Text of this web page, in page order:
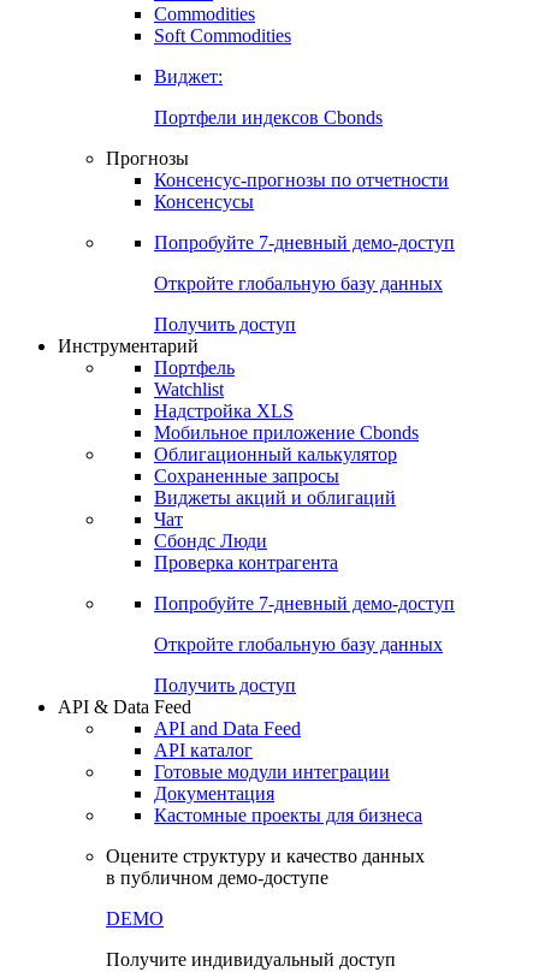
Commodities
Золото
Бензин
Soft Commodities
Виджет:
Портфели индексов Cbonds
Прогнозы
Консенсусы
Попробуйте7-дневный
Откройте глобальную базу данных
Получить доступ
Инструментарий
Портфель
Watchlist
Надстройка XLS
Мобильное приложение Cbonds
Облигационный калькулятор
Сохраненные запросы
Чат
Проверка контрагента
Попробуйте7-дневный
Откройте глобальную базу данных
Получить доступ
API & Data Feed
API and Data Feed
Готовые модули интеграции
Документация
в публичном демо-доступе